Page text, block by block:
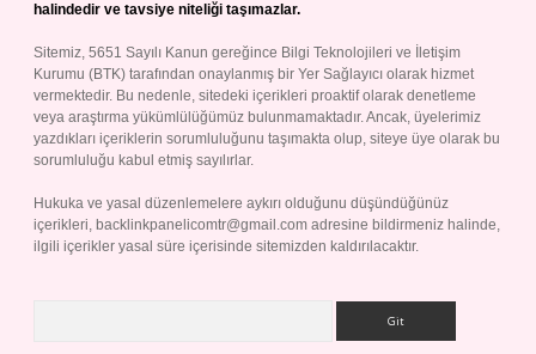
halindedir ve tavsiye niteliği taşımazlar.
Sitemiz, 5651 Sayılı Kanun gereğince Bilgi Teknolojileri ve İletişim
Kurumu (BTK) tarafından onaylanmış bir Yer Sağlayıcı olarak hizmet
vermektedir. Bu nedenle, sitedeki içerikleri proaktif olarak denetleme
veya araştırma yükümlülüğümüz bulunmamaktadır. Ancak, üyelerimiz
yazdıkları içeriklerin sorumluluğunu taşımakta olup, siteye üye olarak bu
sorumluluğu kabul etmiş sayılırlar.
Hukuka ve yasal düzenlemelere aykırı olduğunu düşündüğünüz
içerikleri, backlinkpanelicomtr@gmail.com adresine bildirmeniz halinde,
ilgili içerikler yasal süre içerisinde sitemizden kaldırılacaktır.